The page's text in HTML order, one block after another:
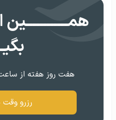
هفت روز هفته از
رزرو